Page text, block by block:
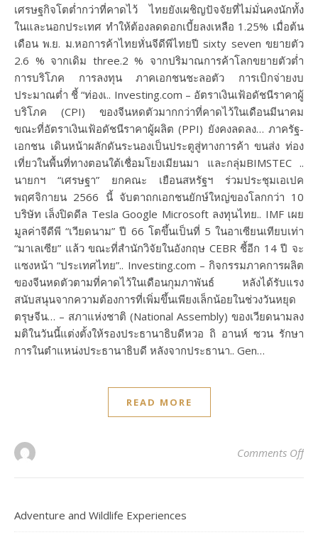
เศรษฐกิจโตต่ำกว่าที่คาดไว้ ไทยยังเผชิญปัจจัยที่ไม่มั่นคงนักทั้ง
ในและนอกประเทศ ทำให้ต้องลดดอกเบี้ยลงเหลือ 1.25% เมื่อต้น
เดือน พ.ย. ม.หอการค้าไทยหั่นจีดีพีไทยปี sixty seven ขยายตัว
2.6 % จากเดิม three.2 % จากปริมาณการค้าโลกขยายตัวต่ำ
การบริโภค การลงทุน ภาคเอกชนชะลอตัว การเบิกจ่ายงบ
ประมาณต่ำ ชี้ “ท่องเ.. Investing.com – อัตราเงินเฟ้อดัชนีราคาผู้
บริโภค (CPI) ของจีนหดตัวมากกว่าที่คาดไว้ในเดือนมีนาคม
ขณะที่อัตราเงินเฟ้อดัชนีราคาผู้ผลิต (PPI) ยังคงลดลง… ภาครัฐ-
เอกชน เดินหน้าผลักดันระนองเป็นประตูสู่ทางการค้า ขนส่ง ท่อง
เที่ยวในพื้นที่ทางตอนใต้เชื่อมโยงเมียนมา และกลุ่มBIMSTEC ..
นายกฯ “เศรษฐา” ยกคณะ เยือนสหรัฐฯ ร่วมประชุมเอเปค
พฤศจิกายน 2566 นี้ จับตาถกเอกชนยักษ์ใหญ่ของโลกกว่า 10
บริษัท เล็งปิดดีล Tesla Google Microsoft ลงทุนไทย.. IMF เผย
มูลค่าจีดีพี “เวียดนาม” ปี 66 โตขึ้นเป็นที่ 5 ในอาเซียนเทียบเท่า
“มาเลเซีย” แล้ว ขณะที่สำนักวิจัยในอังกฤษ CEBR ชี้อีก 14 ปี จะ
แซงหน้า “ประเทศไทย”.. Investing.com – กิจกรรมภาคการผลิต
ของจีนหดตัวตามที่คาดไว้ในเดือนกุมภาพันธ์ หลังได้รับแรง
สนับสนุนจากความต้องการที่เพิ่มขึ้นเพียงเล็กน้อยในช่วงวันหยุด
ตรุษจีน… – สภาแห่งชาติ (National Assembly) ของเวียดนามลง
มติในวันนี้แต่งตั้งให้รองประธานาธิบดีหวอ ถิ อานห์ ซวน รักษา
การในตำแหน่งประธานาธิบดี หลังจากประธานา.. Gen…
READ MORE
Comments Offon
Adventure and Wildlife Experiences